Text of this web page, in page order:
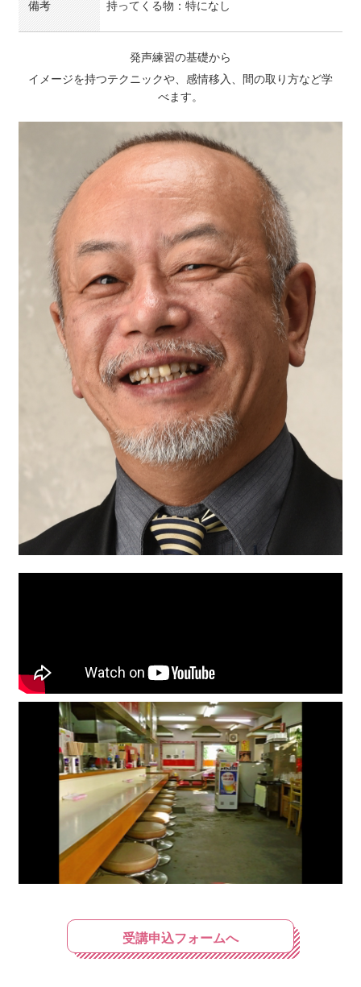
備考 持ってくる物：特になし
発声練習の基礎から
イメージを持つテクニックや、感情移入、間の取り方など学
べます。
受講申込フォームへ